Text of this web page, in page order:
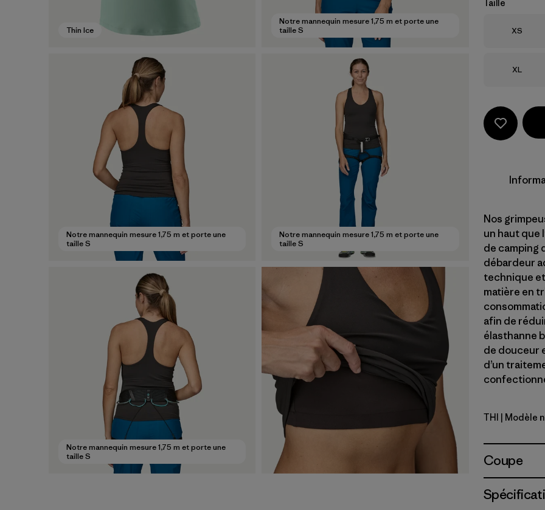
Thin Ice
Notre mannequin mesure 1,75 m et porte une
taille S
Notre mannequin mesure 1,75 m et porte une
taille S
Notre mannequin mesure 1,75 m et porte une
taille S
Notre mannequin mesure 1,75 m et porte une
taille S
Taille
Taille
XS
Taille
XL
Nos
un haut que
de camping
débardeur
technique
matière en
afin de
élasthanne
de douceur
d’un
Thin Ice
THI | Modèle
Coupe